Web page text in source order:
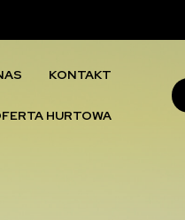
KONTAKT
HURTOWA